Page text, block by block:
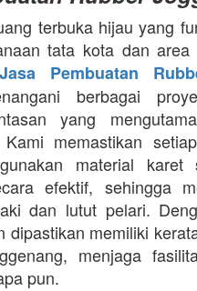
terbuka hijau yang
tata kota dan
Pembuatan
berbagai
yang
Kami memastikan
material
efektif, sehingga
dan lutut pelari.
dipastikan memiliki
menjaga
pun.